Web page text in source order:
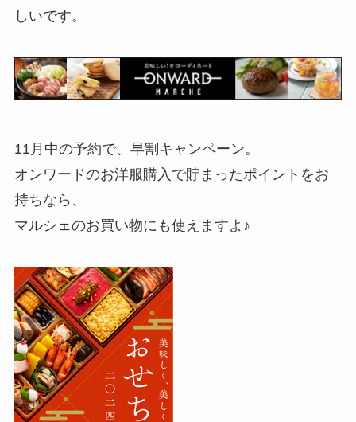
しいです。
11月中の予約で、早割キャンペーン。
オンワードのお洋服購入で貯まったポイントをお
持ちなら、
マルシェのお買い物にも使えますよ♪